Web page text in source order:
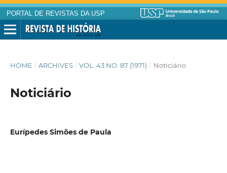
PORTAL DE REVISTAS DA USP
HOME / ARCHIVES / VOL. 43 NO. 87 (1971) / Noticiário
Noticiário
Eurípedes Simões de Paula